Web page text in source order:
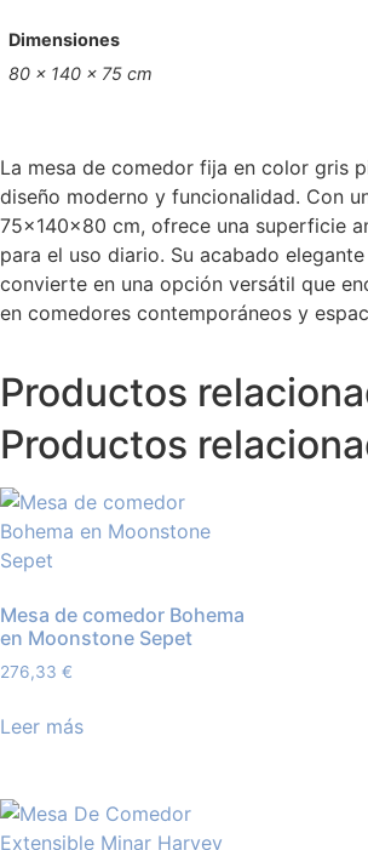
Dimensiones
80 × 140 × 75 cm
La mesa de comedor fija en color gris
diseño moderno y funcionalidad. Con
75x140x80 cm, ofrece una superficie
para el uso diario. Su acabado
convierte en una opción versátil que
en comedores contemporáneos y
Productos
Productos
Mesa de comedor Bohema
en Moonstone Sepet
276,33 €
Leer más